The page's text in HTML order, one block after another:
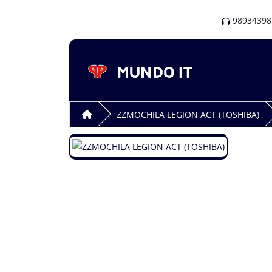
ZZMOCHILA LEGION ACT (TOSHIBA)